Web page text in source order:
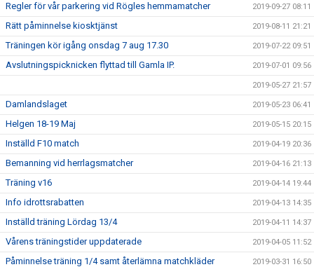
Regler för vår parkering vid Rögles hemmamatcher 2019-09-27 08:11
Rätt påminnelse kiosktjänst 2019-08-11 21:21
Träningen kör igång onsdag 7 aug 17.30 2019-07-22 09:51
Avslutningspicknicken flyttad till Gamla IP. 2019-07-01 09:56
2019-05-27 21:57
Damlandslaget 2019-05-23 06:41
Helgen 18-19 Maj 2019-05-15 20:15
Inställd F10 match 2019-04-19 20:36
Bemanning vid herrlagsmatcher 2019-04-16 21:13
Träning v16 2019-04-14 19:44
Info idrottsrabatten 2019-04-13 14:35
Inställd träning Lördag 13/4 2019-04-11 14:37
Vårens träningstider uppdaterade 2019-04-05 11:52
Påminnelse träning 1/4 samt återlämna matchkläder 2019-03-31 16:50